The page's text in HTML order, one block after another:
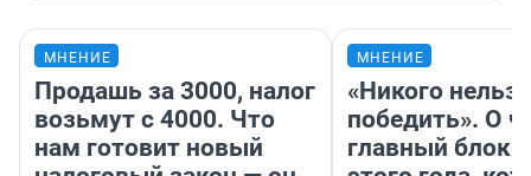
МНЕНИЕ
Продашь за 3000, налог
возьмут с 4000. Что
нам готовит новый
МНЕНИЕ
«Никого нельзя
победить». О
главный